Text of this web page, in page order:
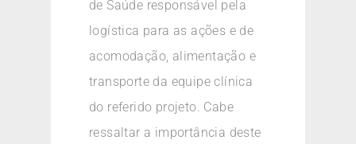
de Saúde responsável pela
logística para as ações e de
acomodação, alimentação e
transporte da equipe clínica
do referido projeto. Cabe
ressaltar a importância deste